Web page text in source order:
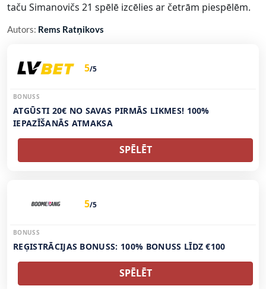
taču Simanovičs 21 spēlē izcēlies ar četrām piespēlēm.
Autors: Rems Ratņikovs
5/5
BONUSS
ATGŪSTI 20€ NO SAVAS PIRMĀS LIKMES! 100%
IEPAZĪŠANĀS ATMAKSA
SPĒLĒT
5/5
BONUSS
REĢISTRĀCIJAS BONUSS: 100% BONUSS LĪDZ €100
SPĒLĒT